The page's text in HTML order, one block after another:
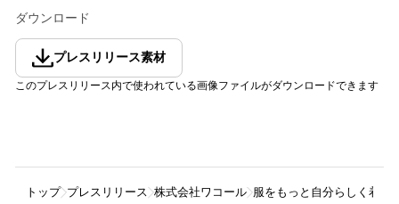
ダウンロード
プレスリリース素材
このプレスリリース内で使われている画像ファイルがダウンロードできます
トップ プレスリリース 株式会社ワコール 服をもっと自分らしく着